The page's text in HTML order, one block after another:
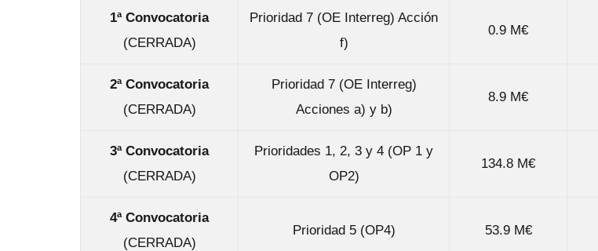
1ª Convocatoria
(CERRADA)
Prioridad 7 (OE Interreg) Acción
f)
0.9 M€
2ª Convocatoria
(CERRADA)
Prioridad 7 (OE Interreg)
Acciones a) y b)
8.9 M€
3ª Convocatoria
(CERRADA)
Prioridades 1, 2, 3 y 4 (OP 1 y
OP2)
134.8 M€
4ª Convocatoria
(CERRADA)
Prioridad 5 (OP4) 53.9 M€